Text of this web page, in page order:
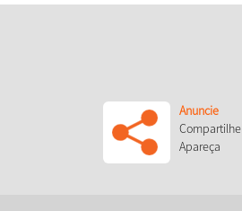
Anuncie
Compartilhe
Apareça